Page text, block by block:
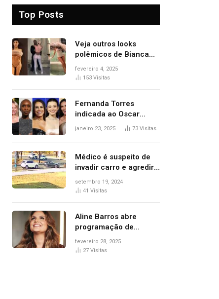
Top Posts
Veja outros looks
polêmicos de Bianca
Censori, esposa de
Kanye West que
fevereiro 4, 2025
153 Visitas
Fernanda Torres
indicada ao Oscar
2025: veja as
janeiro 23, 2025 73 Visitas
Médico é suspeito de
invadir carro e agredir
delegado aposentado
durante confusão no
setembro 19, 2024
41 Visitas
Aline Barros abre
programação de
Carnaval na Praça dos
Girassóis nesta sexta-
fevereiro 28, 2025
27 Visitas